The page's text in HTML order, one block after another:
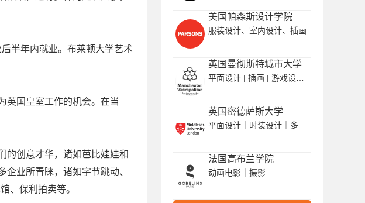
半年内就业。布莱顿大学艺术
国皇室工作的机会。在当
创意才华，诸如芭比娃娃和
业所青睐，诸如字节跳动、
、保利拍卖等。
美国帕森斯设计学院
服装设计、室内设计、插画
英国曼彻斯特城市大学
英国密德萨斯大学
法国高布兰学院
动画电影｜摄影